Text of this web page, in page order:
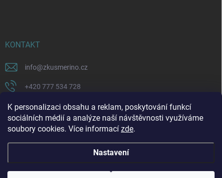
K personalizaci obsahu a reklam, poskytování funkcí
sociálních médií a analýze naší návštěvnosti využíváme
soubory cookies. Více informací zde.
Nastavení
KONTAKT
info@zkusmerino.cz
+420 777 534 728
https://www.facebook.com/zkusmerino/
zkusmerino.cz
Copyright 2026ZKUSMERINO. Všechna práva vyhrazena.Upravit nastavení